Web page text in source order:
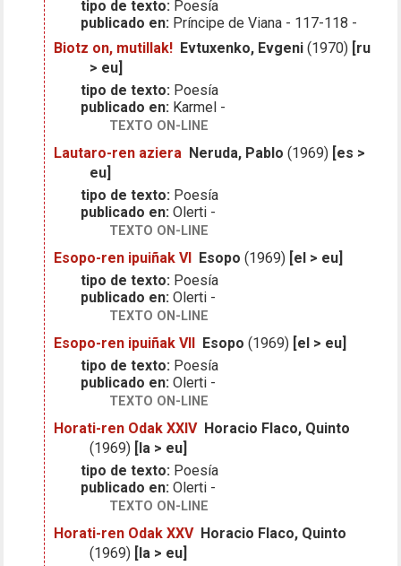
tipo de texto: Poesía
publicado en: Príncipe de Viana - 117-118 -
Biotz on, mutillak! Evtuxenko, Evgeni (1970) [ru
> eu]
tipo de texto: Poesía
publicado en: Karmel -
TEXTO ON-LINE
Lautaro-ren aziera Neruda, Pablo (1969) [es >
eu]
tipo de texto: Poesía
publicado en: Olerti -
TEXTO ON-LINE
Esopo-ren ipuiñak VI Esopo (1969) [el > eu]
tipo de texto: Poesía
publicado en: Olerti -
TEXTO ON-LINE
Esopo-ren ipuiñak VII Esopo (1969) [el > eu]
tipo de texto: Poesía
publicado en: Olerti -
TEXTO ON-LINE
Horati-ren Odak XXIV Horacio Flaco, Quinto
(1969)
[la > eu]
tipo de texto: Poesía
publicado en: Olerti -
TEXTO ON-LINE
Horati-ren Odak XXV Horacio Flaco, Quinto
(1969)
[la > eu]